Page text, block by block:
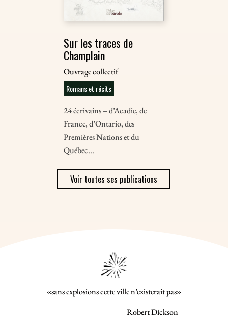
Sur les traces de
Champlain
Ouvrage collectif
Romans et récits
24 écrivains – d’Acadie, de
France, d’Ontario, des
Premières Nations et du
Québec...
Voir toutes ses publications
«sans explosions cette ville n’existerait pas»
Robert Dickson